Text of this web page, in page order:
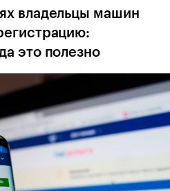
владельцы машин
это полезно